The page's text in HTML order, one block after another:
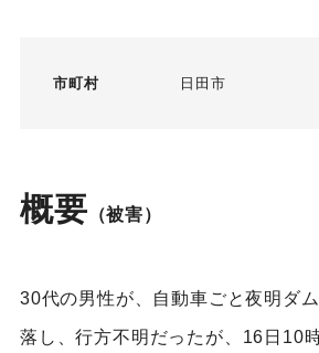
市町村 日田市
概要 （被害）
30代の男性が、自動車ごと夜明ダ
落し、行方不明だったが、16日10